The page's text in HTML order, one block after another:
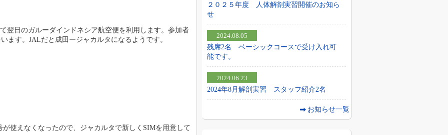
日のガルーダインドネシア航空便を利用します。参加者
ます。JALだと成田ージャカルタになるようです。
使えなくなったので、ジャカルタで新しくSIMを用意して
２０２５年度 人体解剖実習開催のお知ら
せ
2024.08.05
残席2名 ベーシックコースで受け入れ可
能です。
2024.06.23
2024年8月解剖実習 スタッフ紹介2名
お知らせ一覧